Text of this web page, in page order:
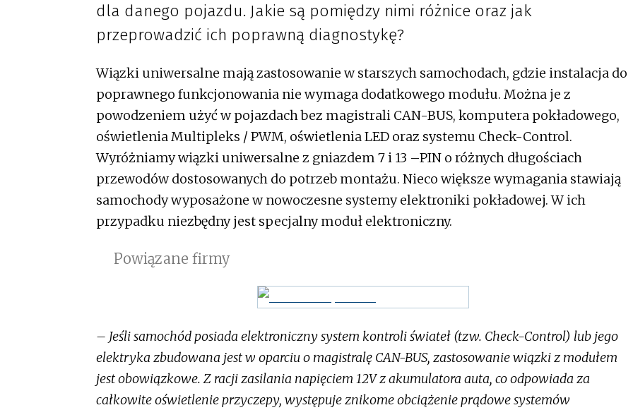
dla danego pojazdu. Jakie są pomiędzy nimi różnice oraz jak
przeprowadzić ich poprawną diagnostykę?
Wiązki uniwersalne mają zastosowanie w starszych samochodach, gdzie instalacja do
poprawnego funkcjonowania nie wymaga dodatkowego modułu. Można je z
powodzeniem użyć w pojazdach bez magistrali CAN-BUS, komputera pokładowego,
oświetlenia Multipleks / PWM, oświetlenia LED oraz systemu Check-Control.
Wyróżniamy wiązki uniwersalne z gniazdem 7 i 13 –PIN o różnych długościach
przewodów dostosowanych do potrzeb montażu. Nieco większe wymagania stawiają
samochody wyposażone w nowoczesne systemy elektroniki pokładowej. W ich
przypadku niezbędny jest specjalny moduł elektroniczny.
Powiązane firmy
– Jeśli samochód posiada elektroniczny system kontroli świateł (tzw. Check-Control) lub jego
elektryka zbudowana jest w oparciu o magistralę CAN-BUS, zastosowanie wiązki z modułem
jest obowiązkowe. Z racji zasilania napięciem 12V z akumulatora auta, co odpowiada za
całkowite oświetlenie przyczepy, występuje znikome obciążenie prądowe systemów